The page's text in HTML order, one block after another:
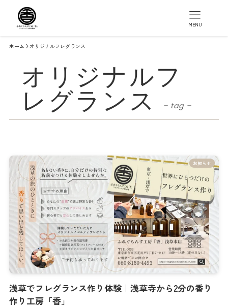
MENU
ホーム オリジナルフレグランス
オリジナルフ
レグランス – tag –
お知らせ
浅草でフレグランス作り体験｜浅草寺から2分の香り
作り工房「香」